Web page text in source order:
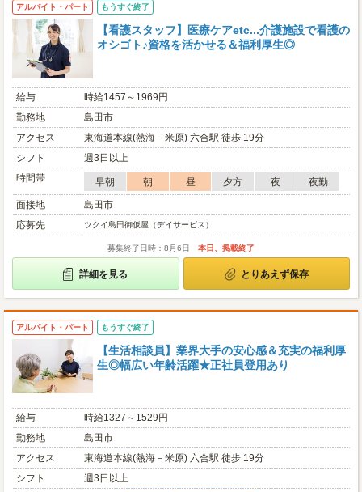
アルバイト・パート もうすぐ終了
【看護スタッフ】医療ケアetc...介護施設で看護の
オシゴト♪資格を活かせる＆福利厚生◎
給与
時給1457～1969円
勤務地
島田市
アクセス
東海道本線(熱海－米原) 六合駅 徒歩 19分
シフト
週3日以上
時間帯
早朝 朝 昼 夕方 夜
夜勤
面接地
島田市
応募先
ツクイ島田御仮屋（デイサービス）
募集終了日時：8月6日 本日、掲載終了
詳細を見る とりあえず保存
アルバイト・パート もうすぐ終了
【生活相談員】業界大手の安心感＆充実の福利厚
生◎幅広い年齢活躍★正社員登用あり
給与
時給1327～1529円
勤務地
島田市
アクセス
東海道本線(熱海－米原) 六合駅 徒歩 19分
シフト
週3日以上